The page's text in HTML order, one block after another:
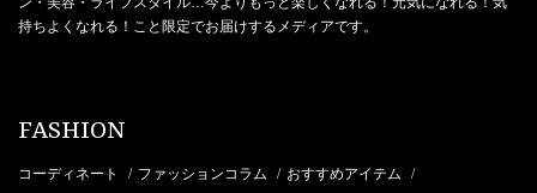
持ちよくなれる！こと限定でお届けするメディアです。
FASHION
コーディネート / ファッションコラム / おすすめアイテム /